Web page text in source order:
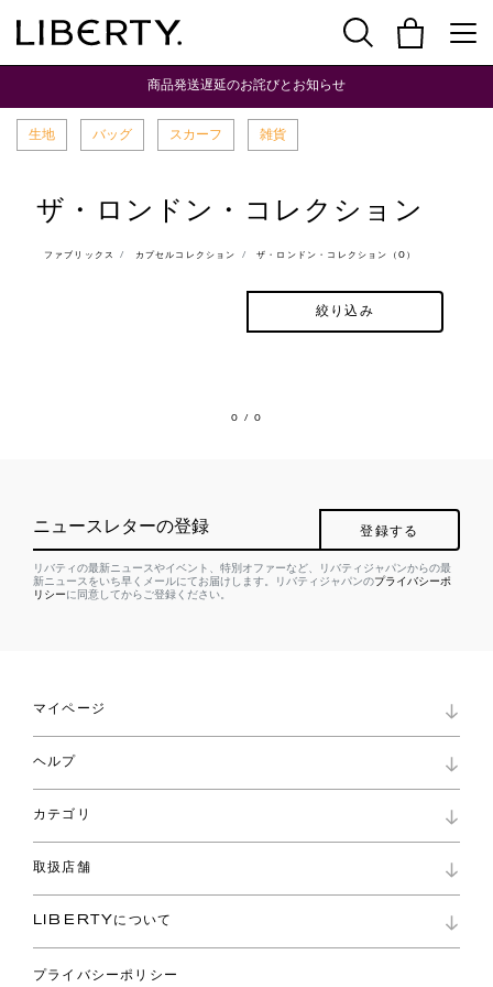
商品発送遅延のお詫びとお知らせ
生地 バッグ スカーフ 雑貨
ザ・ロンドン・コレクション
ファブリックス カプセルコレクション ザ・ロンドン・コレクション（0）
絞り込み
0 / 0
ニュースレターの登録 登録する
リバティの最新ニュースやイベント、特別オファーなど、リバティジャパンからの最
新ニュースをいち早くメールにてお届けします。リバティジャパンのプライバシーポ
リシーに同意してからご登録ください。
マイページ
ロイヤリティプログラム
パスワード再設定
ショッピングバッグ
ヘルプ
お問い合わせ
よくあるご質問
ご利用ガイド
カテゴリ
コレクション
ファブリックス
バッグ
取扱店舗
リバティ・ファブリックス
LIBERTYについて
プライバシーポリシー